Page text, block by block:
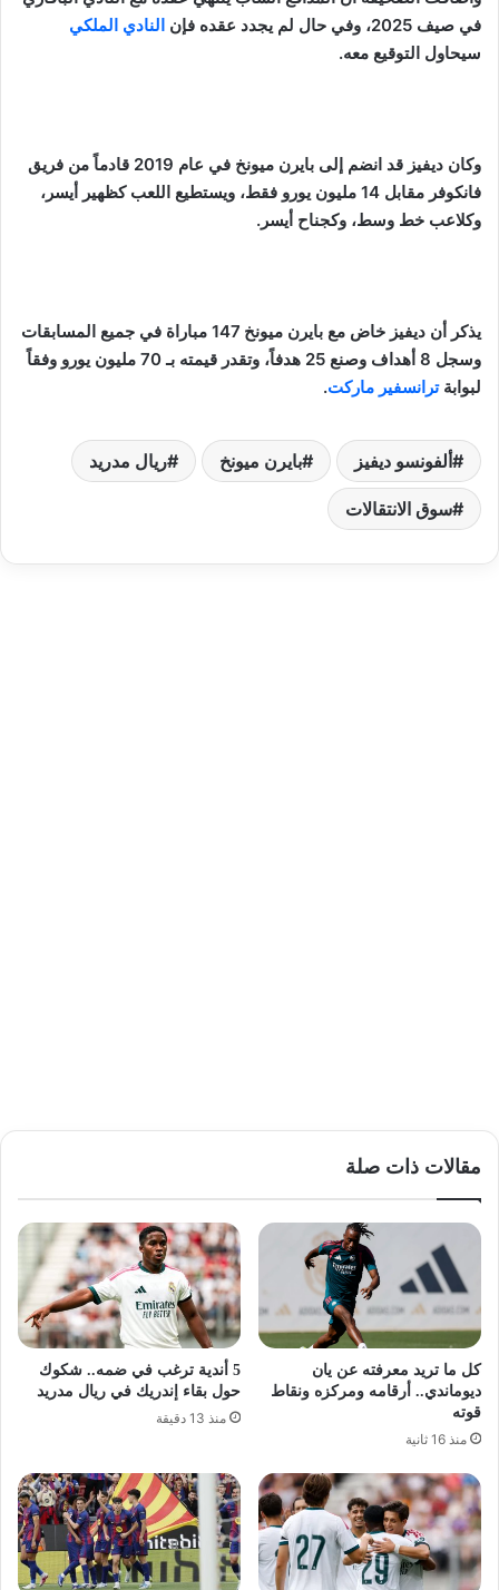
في صيف 2025، وفي حال لم يجدد عقده فإن
النادي الملكي
سيحاول التوقيع معه.
وكان ديفيز قد انضم إلى بايرن ميونخ في عام 2019 قادماً من فريق
فانكوفر مقابل 14 مليون يورو فقط، ويستطيع اللعب كظهير أيسر،
وكلاعب خط وسط، وكجناح أيسر.
يذكر أن ديفيز خاض مع بايرن ميونخ 147 مباراة في جميع المسابقات
وسجل 8 أهداف وصنع 25 هدفاً، وتقدر قيمته بـ 70 مليون يورو وفقاً
لبوابةترانسفير ماركت.
ألفونسو ديفيز بايرن ميونخ ريال مدريد
سوق الانتقالات
مقالات ذات صلة
كل ما تريد معرفته عن يان
ديوماندي.. أرقامه ومركزه ونقاط
قوته
منذ 16 ثانية
5 أندية ترغب في ضمه.. شكوك
حول بقاء إندريك في ريال مدريد
منذ 13 دقيقة